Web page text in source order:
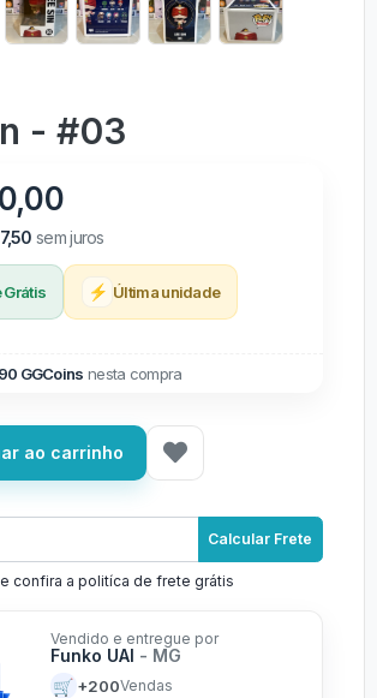
- #03
sem juros
Grátis ⚡ Última unidade
GGCoins nesta compra
ao carrinho
Calcular Frete
confira a politíca de frete grátis
Vendido e entregue por
Funko UAI - MG
🛒 +200Vendas